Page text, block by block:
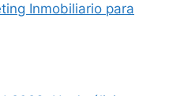
Inmobiliario para